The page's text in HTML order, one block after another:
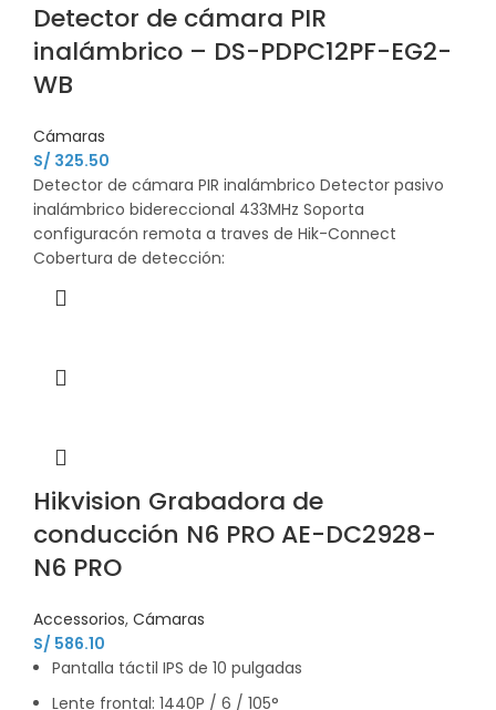
Detector de cámara PIR
inalámbrico – DS-PDPC12PF-EG2-
WB
Cámaras
S/ 325.50
Detector de cámara PIR inalámbrico Detector pasivo
inalámbrico bidereccional 433MHz Soporta
configuracón remota a traves de Hik-Connect
Cobertura de detección:
Hikvision Grabadora de
conducción N6 PRO AE-DC2928-
N6 PRO
Accessorios, Cámaras
S/ 586.10
Pantalla táctil IPS de 10 pulgadas
Lente frontal: 1440P / 6 / 105°